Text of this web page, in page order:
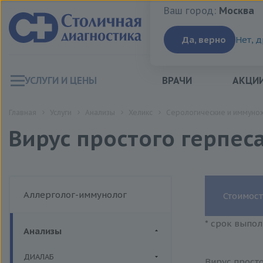
Ваш город:Москва
Ваш город: Москва
Да, верно Нет,
УСЛУГИ И ЦЕНЫ ВРАЧИ
Вирус простого
Аллерголог-иммунолог
Анализы
ДИАЛАБ
* срок